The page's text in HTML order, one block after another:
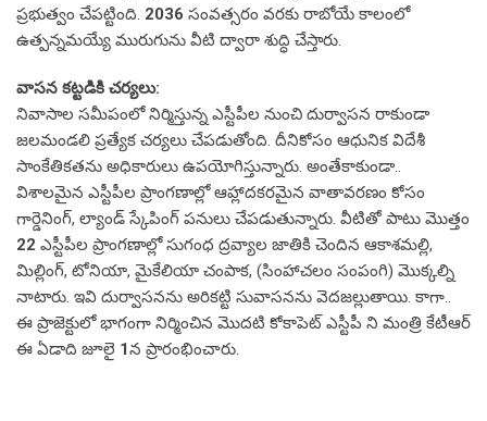
ప్రభుత్వం చేపట్టింది. 2036 సంవత్సరం వరకు రాబోయే కాలంలో
ఉత్పన్నమయ్యే మురుగును వీటి ద్వారా శుద్ధి చేస్తారు.
వాసన కట్టడికి చర్యలు:
నివాసాల సమీపంలో నిర్మిస్తున్న ఎస్టీపీల నుంచి దుర్వాసన రాకుండా
జలమండలి ప్రత్యేక చర్యలు చేపడుతోంది. దీనికోసం ఆధునిక విదేశీ
సాంకేతికతను అధికారులు ఉపయోగిస్తున్నారు. అంతేకాకుండా..
విశాలమైన ఎస్టీపీల ప్రాంగణాల్లో ఆహ్లాదకరమైన వాతావరణం కోసం
గార్డెనింగ్, ల్యాండ్ స్కేపింగ్ పనులు చేపడుతున్నారు. వీటితో పాటు మొత్తం
22 ఎస్టీపీల ప్రాంగణాల్లో సుగంధ ద్రవ్యాల జాతికి చెందిన ఆకాశమల్లి,
మిల్లింగ్, టోనియా, మైకేలియా చంపాక, (సింహాచలం సంపంగి) మొక్కల్ని
నాటారు. ఇవి దుర్వాసనను అరికట్టి సువాసనను వెదజల్లుతాయి. కాగా..
ఈ ప్రాజెక్టులో భాగంగా నిర్మించిన మొదటి కోకాపెట్ ఎస్టీపీ ని మంత్రి కేటీఆర్
ఈ ఏడాది జూలై 1న ప్రారంభించారు.